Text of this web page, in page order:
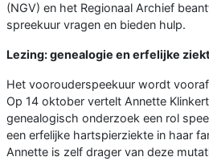
(NGV) en het Regionaal Archief
spreekuur vragen en bieden hulp.
Lezing: genealogie en erfelijke
Het voorouderspeekuur wordt
Op 14 oktober vertelt Annette
genealogisch onderzoek een rol
een erfelijke hartspierziekte in haar
Annette is zelf drager van deze